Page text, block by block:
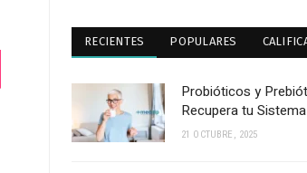
RECIENTES POPULARES
Probióticos y
Recupera tu
21 OCTUBRE, 2025